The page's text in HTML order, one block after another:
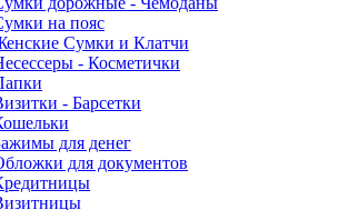
на пояс
Сумки и Клатчи
- Косметички
- Барсетки
для денег
для документов